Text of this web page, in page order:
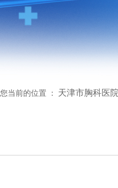
您当前的位置 ： 天津市胸科医